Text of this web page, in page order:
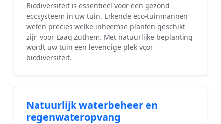
Biodiversiteit is essentieel voor een gezond
ecosysteem in uw tuin. Erkende eco-tuinmannen
weten precies welke inheemse planten geschikt
zijn voor Laag Zuthem. Met natuurlijke beplanting
wordt uw tuin een levendige plek voor
biodiversiteit.
Natuurlijk waterbeheer en
regenwateropvang